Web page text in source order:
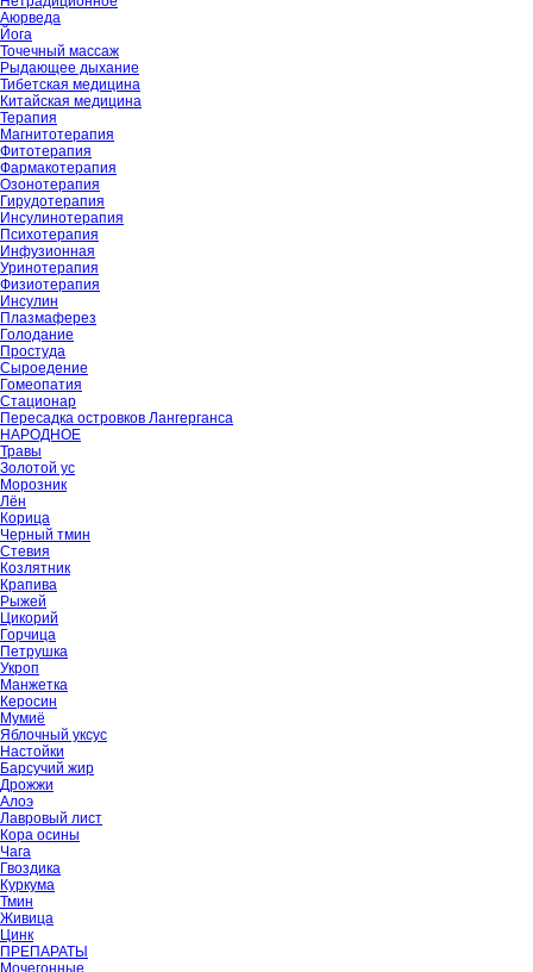
Аюрведа
Йога
Точечный массаж
Рыдающее дыхание
Тибетская медицина
Китайская медицина
Терапия
Магнитотерапия
Фитотерапия
Фармакотерапия
Озонотерапия
Гирудотерапия
Инсулинотерапия
Психотерапия
Инфузионная
Уринотерапия
Физиотерапия
Инсулин
Плазмаферез
Голодание
Простуда
Сыроедение
Гомеопатия
Стационар
Пересадка островков Лангерганса
НАРОДНОЕ
Травы
Золотой ус
Морозник
Лён
Корица
Черный тмин
Стевия
Козлятник
Крапива
Рыжей
Цикорий
Горчица
Петрушка
Укроп
Манжетка
Керосин
Мумиё
Яблочный уксус
Настойки
Барсучий жир
Дрожжи
Алоэ
Лавровый лист
Кора осины
Чага
Гвоздика
Куркума
Тмин
Живица
Цинк
ПРЕПАРАТЫ
Мочегонные